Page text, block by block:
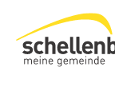
Gemeinde Schellenberg